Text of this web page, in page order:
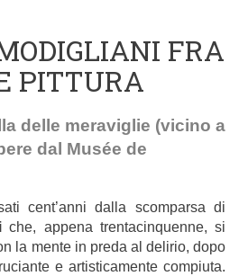
FRA
PITTURA
delle meraviglie (vicino a
dal Musée de
cent’anni dalla scomparsa di
che, appena trentacinquenne, si
la mente in preda al delirio, dopo
e artisticamente compiuta.